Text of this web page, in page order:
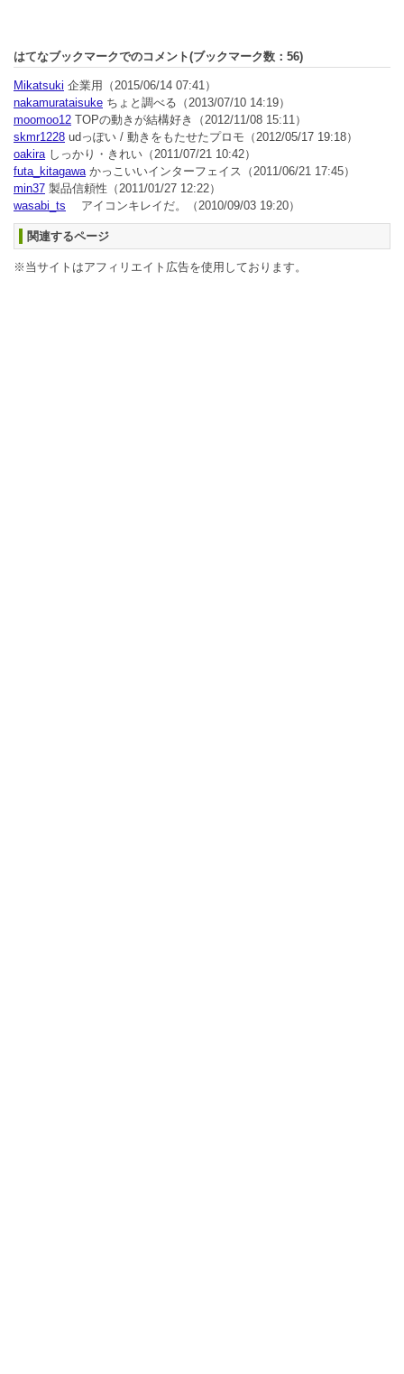
はてなブックマークでのコメント(ブックマーク数： 56)
Mikatsuki 企業用
（2015/06/14 07:41）
nakamurataisuke ちょと調べる （2013/07/10 14:19）
moomoo12 TOPの動きが結構好き
（2012/11/08 15:11）
skmr1228 udっぽい / 動きをもたせたプロモ （2012/05/17 19:18）
oakiraしっかり・きれい （2011/07/21 10:42）
futa_kitagawaかっこいいインターフェイス （2011/06/21 17:45）
min37 製品信頼性 （2011/01/27 12:22）
wasabi_ts アイコンキレイだ。 （2010/09/03 19:20）
関連するページ
※当サイトはアフィリエイト広告を使用しております。